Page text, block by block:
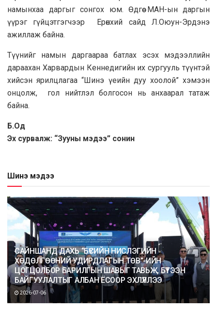
намынхаа даргыг сонгох юм. Өдгөө МАН-ын даргын
үүрэг гүйцэтгэгчээр Ерөнхий сайд Л.Оюун-Эрдэнэ
ажиллаж байна.
Түүнийг намын даргаараа батлах эсэх мэдээллийн
дараахан Харвардын Кеннедигийн их сургууль түүнтэй
хийсэн ярилцлагаа “Шинэ үеийн дуу хоолой” хэмээн
онцолж, гол нийтлэл болгосон нь анхаарал татаж
байна.
Б.Од
Эх сурвалж: “Зууны мэдээ” сонин
Шинэ мэдээ
САЙНШАНД ДАХЬ “БҮСИЙН НИСЛЭГИЙН
ХӨДӨЛГӨӨНИЙ УДИРДЛАГЫН ТӨВ”-ИЙН
ЦОГЦОЛБОР БАРИЛГЫН ШАВЫГ ТАВЬЖ, БҮТЭЭН
БАЙГУУЛАЛТЫГ АЛБАН ЁСООР ЭХЛҮҮЛЛЭЭ
2026-07-06